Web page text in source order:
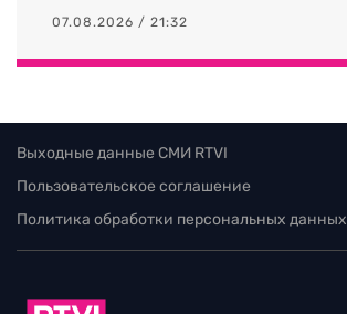
07.08.2026 / 21:32
Выходные данные СМИ RTVI
Пользовательское соглашение
Политика обработки персональных данных